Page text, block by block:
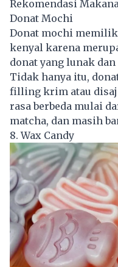
Rekomendasi
Donat Mochi
Donat mochi
kenyal karena
donat yang lunak
Tidak hanya itu,
filling krim atau
rasa berbeda mulai
matcha, dan masih
8. Wax Candy